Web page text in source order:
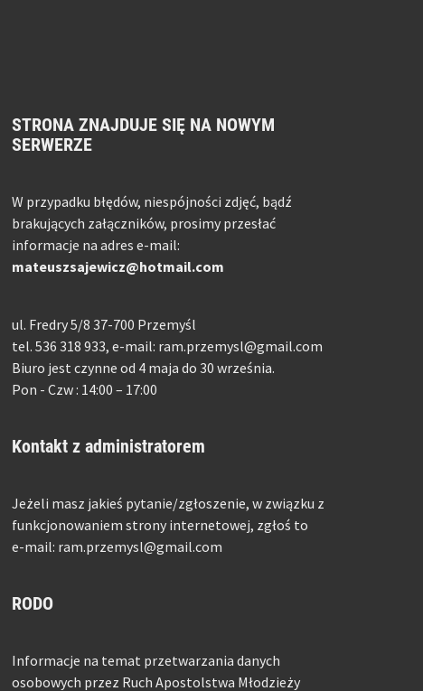
STRONA ZNAJDUJE SIĘ NA NOWYM
SERWERZE
W przypadku błędów, niespójności zdjęć, bądź
brakujących załączników, prosimy przesłać
informacje na adres e-mail:
mateuszsajewicz@hotmail.com
ul. Fredry 5/8 37-700 Przemyśl
tel. 536 318 933, e-mail: ram.przemysl@gmail.com
Biuro jest czynne od 4 maja do 30 września.
Pon - Czw : 14:00 – 17:00
Kontakt z administratorem
Jeżeli masz jakieś pytanie/zgłoszenie, w związku z
funkcjonowaniem strony internetowej, zgłoś to
e-mail: ram.przemysl@gmail.com
RODO
Informacje na temat przetwarzania danych
osobowych przez Ruch Apostolstwa Młodzieży